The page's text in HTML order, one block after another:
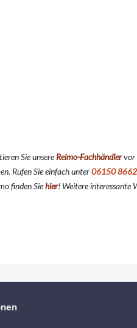
Sie unsereReimo-Fachhändlervor
Rufen Sie einfach unter06150
finden Siehier! Weitere interessante